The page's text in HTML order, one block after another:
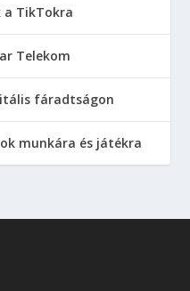
a TikTokra
Telekom
fáradtságon
munkára és játékra